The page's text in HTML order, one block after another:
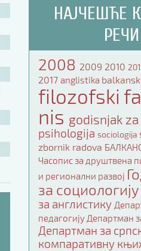
НАЈЧЕШЋЕ
РЕЧИ
2008 2009 2010
2017 anglistika
filozofski
nis godisnjak
psihologija sociologija
zbornik radova
Часопис за друштвена
и регионални развој
за социологију
за англистику
педагогију Департман
Департман за
компаративну